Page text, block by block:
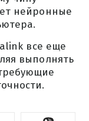
нейронные
все еще
выполнять